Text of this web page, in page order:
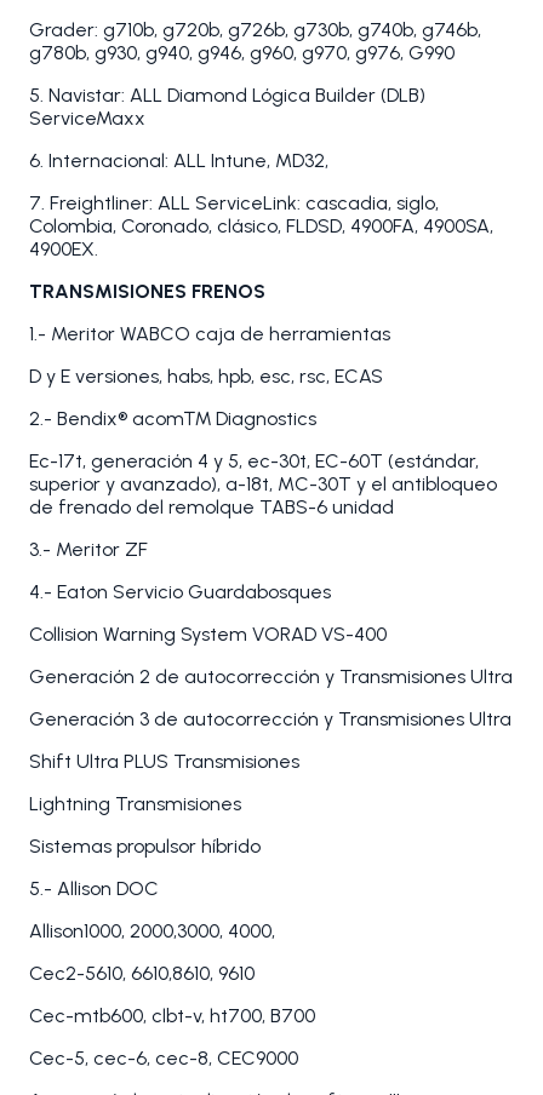
Grader: g710b, g720b, g726b, g730b, g740b, g746b,
g780b, g930, g940, g946, g960, g970, g976, G990
5. Navistar: ALL Diamond Lógica Builder (DLB)
ServiceMaxx
6. Internacional: ALL Intune, MD32,
7. Freightliner: ALL ServiceLink: cascadia, siglo,
Colombia, Coronado, clásico, FLDSD, 4900FA, 4900SA,
4900EX.
TRANSMISIONES FRENOS
1.- Meritor WABCO caja de herramientas
D y E versiones, habs, hpb, esc, rsc, ECAS
2.- Bendix® acom™ Diagnostics
Ec-17t, generación 4 y 5, ec-30t, EC-60T (estándar,
superior y avanzado), a-18t, MC-30T y el antibloqueo
de frenado del remolque TABS-6 unidad
3.- Meritor ZF
4.- Eaton Servicio Guardabosques
Collision Warning System VORAD VS-400
Generación 2 de autocorrección y Transmisiones Ultra
Generación 3 de autocorrección y Transmisiones Ultra
Shift Ultra PLUS Transmisiones
Lightning Transmisiones
Sistemas propulsor híbrido
5.- Allison DOC
Allison1000, 2000,3000, 4000,
Cec2-5610, 6610,8610, 9610
Cec-mtb600, clbt-v, ht700, B700
Cec-5, cec-6, cec-8, CEC9000